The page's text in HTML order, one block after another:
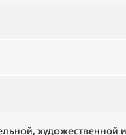
художественной